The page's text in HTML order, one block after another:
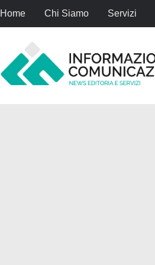
Home Chi Siamo Servizi